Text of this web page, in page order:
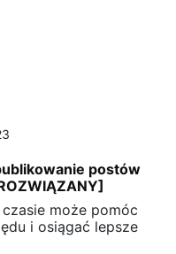
postów
może pomóc
i osiągać lepsze